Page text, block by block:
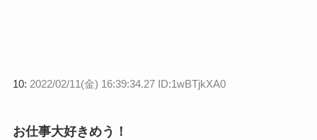
10: 2022/02/11(金) 16:39:34.27 ID:1wBTjkXA0
お仕事大好きめう！